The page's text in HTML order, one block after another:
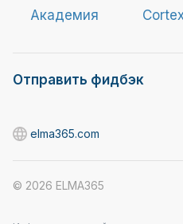
Академия
Отправить фидбэк
© 2026 ELMA365
elma365.com